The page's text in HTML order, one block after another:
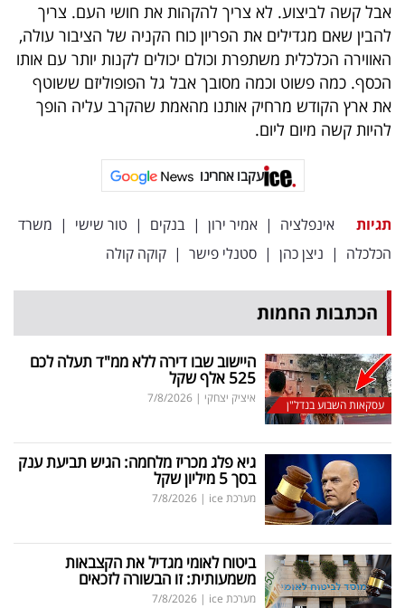
אבל קשה לביצוע. לא צריך להקהות את חושי העם. צריך
להבין שאם מגדילים את הפריון כוח הקניה של הציבור עולה,
האווירה הכלכלית משתפרת וכולם יכולים לקנות יותר עם אותו
הכסף. כמה פשוט וכמה מסובך אבל גל הפופוליזם ששוטף
את ארץ הקודש מרחיק אותנו מהאמת שהקרב עליה הופך
להיות קשה מיום ליום.
עקבו אחרינו
תגיות אינפלציה | אמיר ירון | בנקים | טור שישי | משרד
הכלכלה | ניצן כהן | סטנלי פישר | קוקה קולה
הכתבות החמות
עסקאות השבוע בנדל"ן
היישוב שבו דירה ללא ממ"ד תעלה לכם
525 אלף שקל
איציק יצחקי |
7/8/2026
גיא פלג מכריז מלחמה: הגיש תביעת ענק
בסך 5 מיליון שקל
מערכת ice |
7/8/2026
ביטוח לאומי מגדיל את הקצבאות
משמעותית: זו הבשורה לזכאים
מערכת ice |
7/8/2026